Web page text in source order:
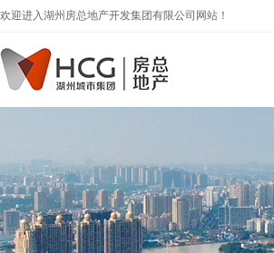
欢迎进入湖州房总地产开发集团有限公司网站！